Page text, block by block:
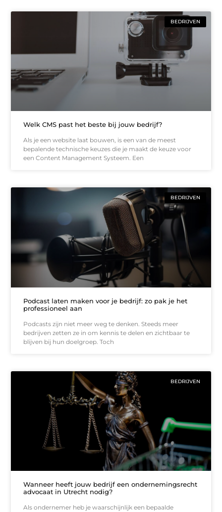
BEDRIJVEN
Welk CMS past het beste bij jouw bedrijf?
Als je een website laat bouwen, is een van de meest
bepalende technische keuzes die je maakt de keuze voor
een Content Management Systeem. Een
BEDRIJVEN
Podcast laten maken voor je bedrijf: zo pak je het
professioneel aan
Podcasts zijn niet meer weg te denken. Steeds meer
bedrijven zetten ze in om kennis te delen en zichtbaar te
blijven bij hun doelgroep. Toch
BEDRIJVEN
Wanneer heeft jouw bedrijf een ondernemingsrecht
advocaat in Utrecht nodig?
Als ondernemer heb je waarschijnlijk een bepaalde